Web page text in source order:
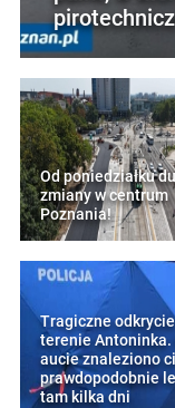
Od poniedziałku
zmiany w centrum
Poznania!
Tragiczne
terenie Antoninka.
aucie znaleziono
prawdopodobnie
tam kilka dni